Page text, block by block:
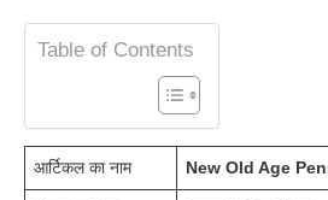
Table of Contents
आर्टिकल का नाम New Old Age